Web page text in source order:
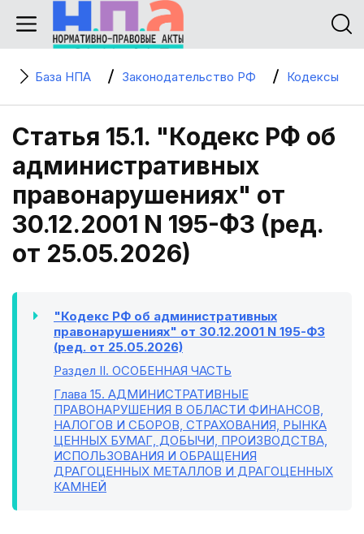
База НПА Законодательство РФ Кодексы
Статья 15.1. "Кодекс РФ об
административных
правонарушениях" от
30.12.2001 N 195-ФЗ (ред.
от 25.05.2026)
"Кодекс РФ об административных
правонарушениях" от 30.12.2001 N 195-ФЗ
(ред. от 25.05.2026)
Раздел II. ОСОБЕННАЯ ЧАСТЬ
Глава 15. АДМИНИСТРАТИВНЫЕ
ПРАВОНАРУШЕНИЯ В ОБЛАСТИ ФИНАНСОВ,
НАЛОГОВ И СБОРОВ, СТРАХОВАНИЯ, РЫНКА
ЦЕННЫХ БУМАГ, ДОБЫЧИ, ПРОИЗВОДСТВА,
ИСПОЛЬЗОВАНИЯ И ОБРАЩЕНИЯ
ДРАГОЦЕННЫХ МЕТАЛЛОВ И ДРАГОЦЕННЫХ
КАМНЕЙ